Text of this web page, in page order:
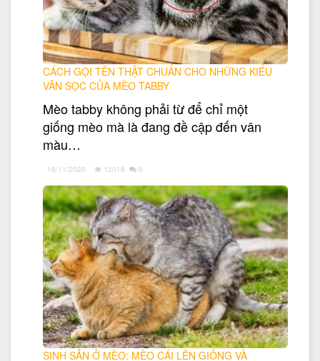
CÁCH GỌI TÊN THẬT CHUẨN CHO NHỮNG KIỂU
VÂN SỌC CỦA MÈO TABBY
Mèo tabby không phải từ để chỉ một
giống mèo mà là đang đề cập đến vân
màu…
18/11/2020 12018 0
SINH SẢN Ở MÈO: MÈO CÁI LÊN GIỐNG VÀ